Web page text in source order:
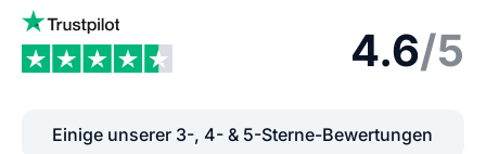
4.6/5
Einige unserer 3-, 4- & 5-Sterne-Bewertungen